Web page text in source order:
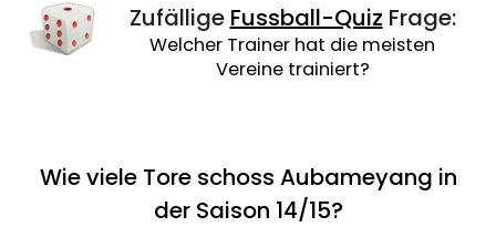
Zufällige Fussball-Quiz Frage:
Welcher Trainer hat die meisten
Vereine trainiert?
Wie viele Tore schoss Aubameyang in
der Saison 14/15?